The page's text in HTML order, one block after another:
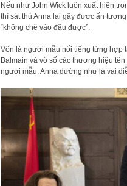
Nếu như John Wick luôn xuất hiện
thì sát thủ Anna lại gây được ấn
“không chê vào đâu được”.
Vốn là người mẫu nổi tiếng từng hợp
Balmain và vô số các thương hiệu
người mẫu, Anna dường như là vai